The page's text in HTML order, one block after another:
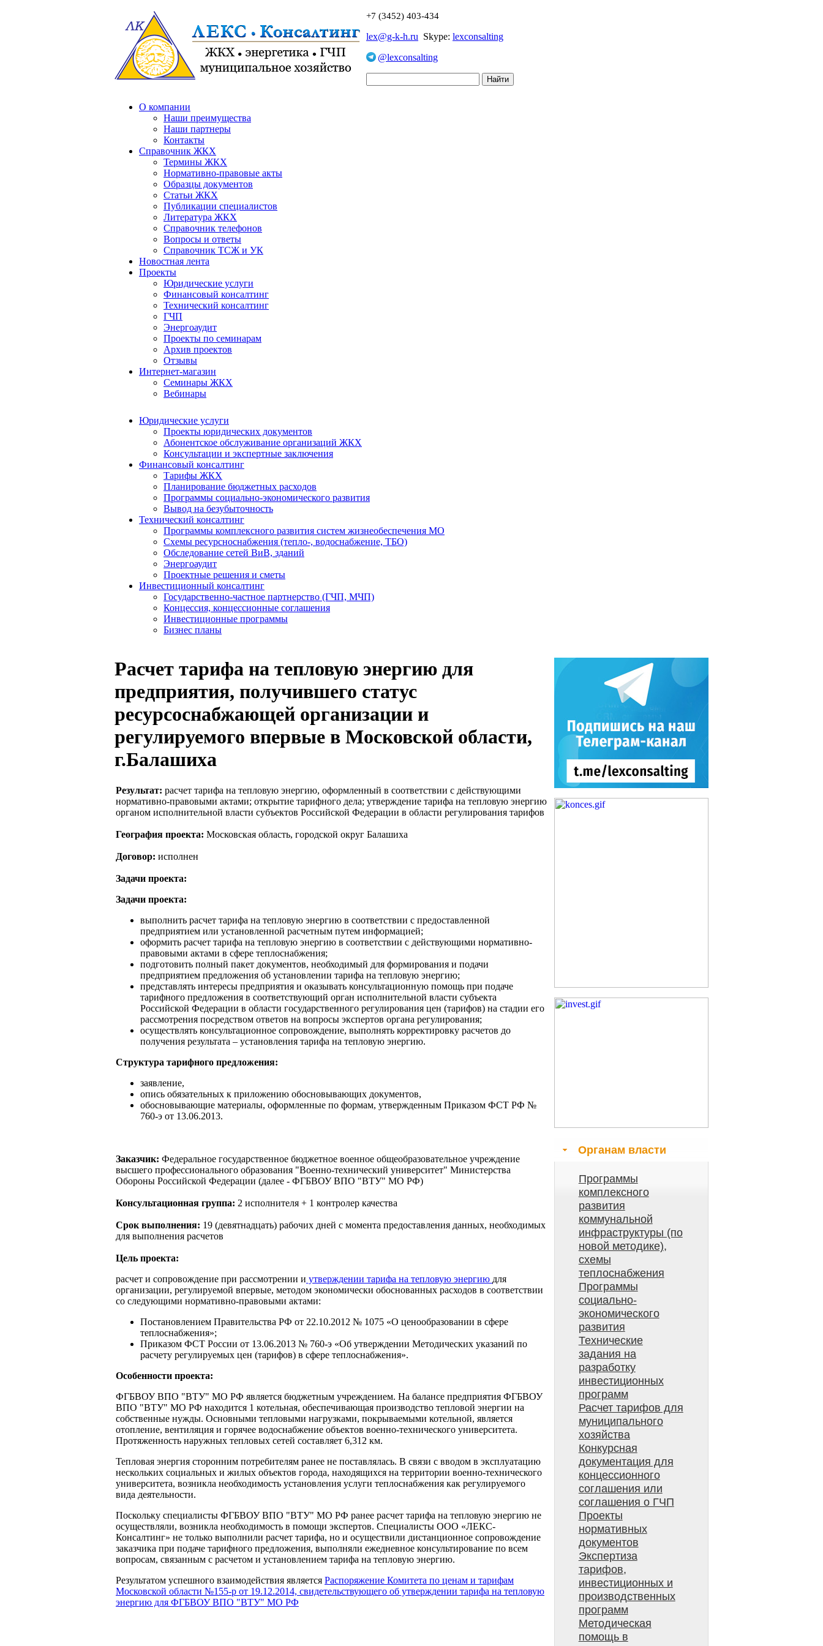
+7 (3452) 403-434
lex@g-k-h.ru Skype: lexconsalting
@lexconsalting
О компании
Наши преимущества
Наши партнеры
Контакты
Справочник ЖКХ
Термины ЖКХ
Нормативно-правовые акты
Образцы документов
Статьи ЖКХ
Публикации специалистов
Литература ЖКХ
Справочник телефонов
Вопросы и ответы
Справочник ТСЖ и УК
Новостная лента
Проекты
Юридические услуги
Финансовый консалтинг
Технический консалтинг
ГЧП
Энергоаудит
Проекты по семинарам
Архив проектов
Отзывы
Интернет-магазин
Семинары ЖКХ
Вебинары
Юридические услуги
Проекты юридических документов
Абонентское обслуживание организаций ЖКХ
Консультации и экспертные заключения
Финансовый консалтинг
Тарифы ЖКХ
Планирование бюджетных расходов
Программы социально-экономического развития
Вывод на безубыточность
Технический консалтинг
Программы комплексного развития систем жизнеобеспечения МО
Схемы ресурсноснабжения (тепло-, водоснабжение, ТБО)
Обследование сетей ВиВ, зданий
Энергоаудит
Проектные решения и сметы
Инвестиционный консалтинг
Государственно-частное партнерство (ГЧП, МЧП)
Концессия, концессионные соглашения
Инвестиционные программы
Бизнес планы
Расчет тарифа на тепловую энергию для
предприятия, получившего статус
ресурсоснабжающей организации и
регулируемого впервые в Московской области,
г.Балашиха
Результат: расчет тарифа на тепловую энергию, оформленный в соответствии с действующими
нормативно-правовыми актами; открытие тарифного дела; утверждение тарифа на тепловую энергию
органом исполнительной власти субъектов Российской Федерации в области регулирования тарифов
География проекта: Московская область, городской округ Балашиха
Договор: исполнен
Задачи проекта:
Задачи проекта:
выполнить расчет тарифа на тепловую энергию в соответствии с предоставленной
предприятием или установленной расчетным путем информацией;
оформить расчет тарифа на тепловую энергию в соответствии с действующими нормативно-
правовыми актами в сфере теплоснабжения;
подготовить полный пакет документов, необходимый для формирования и подачи
предприятием предложения об установлении тарифа на тепловую энергию;
представлять интересы предприятия и оказывать консультационную помощь при подаче
тарифного предложения в соответствующий орган исполнительной власти субъекта
Российской Федерации в области государственного регулирования цен (тарифов) на стадии его
рассмотрения посредством ответов на вопросы экспертов органа регулирования;
осуществлять консультационное сопровождение, выполнять корректировку расчетов до
получения результата – установления тарифа на тепловую энергию.
Структура тарифного предложения:
заявление,
опись обязательных к приложению обосновывающих документов,
обосновывающие материалы, оформленные по формам, утвержденным Приказом ФСТ РФ №
760-э от 13.06.2013.
Заказчик: Федеральное государственное бюджетное военное общеобразовательное учреждение
высшего профессионального образования "Военно-технический университет" Министерства
Обороны Российской Федерации (далее - ФГБВОУ ВПО "ВТУ" МО РФ)
Консультационная группа: 2 исполнителя + 1 контролер качества
Срок выполнения: 19 (девятнадцать) рабочих дней с момента предоставления данных, необходимых
для выполнения расчетов
Цель проекта:
расчет и сопровождение при рассмотрении и утверждении тарифа на тепловую энергию для
организации, регулируемой впервые, методом экономически обоснованных расходов в соответствии
со следующими нормативно-правовыми актами:
Постановлением Правительства РФ от 22.10.2012 № 1075 «О ценообразовании в сфере
теплоснабжения»;
Приказом ФСТ России от 13.06.2013 № 760-э «Об утверждении Методических указаний по
расчету регулируемых цен (тарифов) в сфере теплоснабжения».
Особенности проекта:
ФГБВОУ ВПО "ВТУ" МО РФ является бюджетным учреждением. На балансе предприятия ФГБВОУ
ВПО "ВТУ" МО РФ находится 1 котельная, обеспечивающая производство тепловой энергии на
собственные нужды. Основными тепловыми нагрузками, покрываемыми котельной, является
отопление, вентиляция и горячее водоснабжение объектов военно-технического университета.
Протяженность наружных тепловых сетей составляет 6,312 км.
Тепловая энергия сторонним потребителям ранее не поставлялась. В связи с вводом в эксплуатацию
нескольких социальных и жилых объектов города, находящихся на территории военно-технического
университета, возникла необходимость установления услуги теплоснабжения как регулируемого
вида деятельности.
Поскольку специалисты ФГБВОУ ВПО "ВТУ" МО РФ ранее расчет тарифа на тепловую энергию не
осуществляли, возникла необходимость в помощи экспертов. Специалисты ООО «ЛЕКС-
Консалтинг» не только выполнили расчет тарифа, но и осуществили дистанционное сопровождение
заказчика при подаче тарифного предложения, выполняли ежедневное консультирование по всем
вопросам, связанным с расчетом и установлением тарифа на тепловую энергию.
Результатом успешного взаимодействия является Распоряжение Комитета по ценам и тарифам
Московской области №155-р от 19.12.2014, свидетельствующего об утверждении тарифа на тепловую
энергию для ФГБВОУ ВПО "ВТУ" МО РФ
Органам власти
Программы
комплексного
развития
коммунальной
инфраструктуры (по
новой методике),
схемы
теплоснабжения
Программы
социально-
экономического
развития
Технические
задания на
разработку
инвестиционных
программ
Расчет тарифов для
муниципального
хозяйства
Конкурсная
документация для
концессионного
соглашения или
соглашения о ГЧП
Проекты
нормативных
документов
Экспертиза
тарифов,
инвестиционных и
производственных
программ
Методическая
помощь в